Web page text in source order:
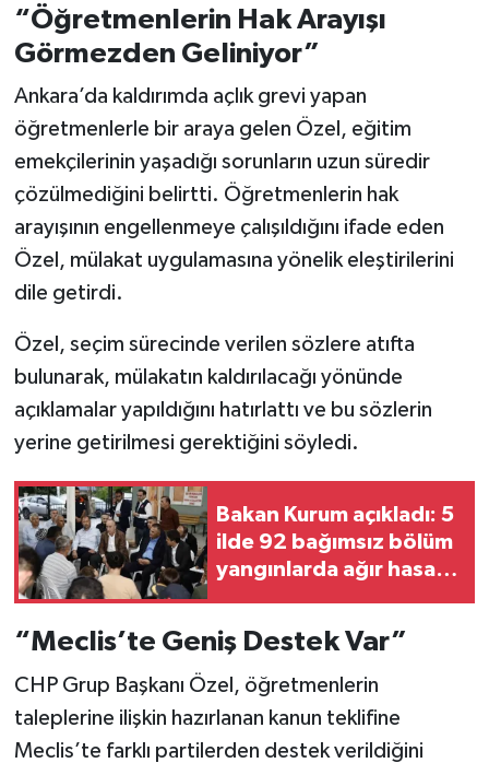
“Öğretmenlerin Hak Arayışı
Görmezden Geliniyor”
Ankara’da kaldırımda açlık grevi yapan
öğretmenlerle bir araya gelen Özel, eğitim
emekçilerinin yaşadığı sorunların uzun süredir
çözülmediğini belirtti. Öğretmenlerin hak
arayışının engellenmeye çalışıldığını ifade eden
Özel, mülakat uygulamasına yönelik eleştirilerini
dile getirdi.
Özel, seçim sürecinde verilen sözlere atıfta
bulunarak, mülakatın kaldırılacağı yönünde
açıklamalar yapıldığını hatırlattı ve bu sözlerin
yerine getirilmesi gerektiğini söyledi.
Bakan Kurum açıkladı: 5
ilde 92 bağımsız bölüm
yangınlarda ağır hasar
“Meclis’te Geniş Destek Var”
CHP Grup Başkanı Özel, öğretmenlerin
taleplerine ilişkin hazırlanan kanun teklifine
Meclis’te farklı partilerden destek verildiğini
Vasıta
Yaşam